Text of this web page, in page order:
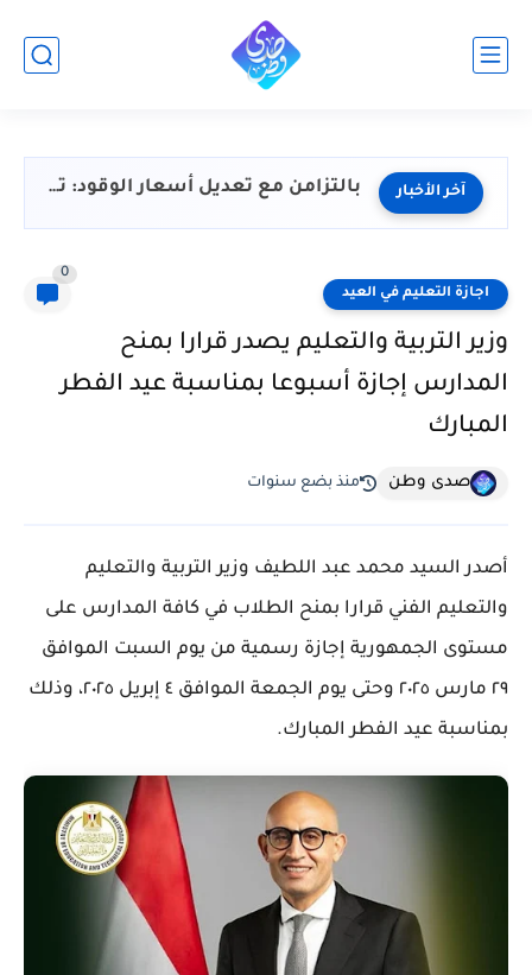
آخر الأخبار بالتزامن مع تعديل أسعار الوقود: تشديد رقابي شامل لضمان انضباط...
اجازة التعليم في العيد
0
وزير التربية والتعليم يصدر قرارا بمنح
المدارس إجازة أسبوعا بمناسبة عيد الفطر
المبارك
صدى وطن منذ بضع سنوات
أصدر السيد محمد عبد اللطيف وزير التربية والتعليم
والتعليم الفني قرارا بمنح الطلاب في كافة المدارس على
مستوى الجمهورية إجازة رسمية من يوم السبت الموافق
٢٩ مارس ٢٠٢٥ وحتى يوم الجمعة الموافق ٤ إبريل ٢٠٢٥، وذلك
بمناسبة عيد الفطر المبارك.